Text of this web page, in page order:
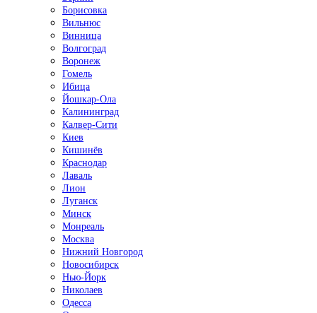
Борисовка
Вильнюс
Винница
Волгоград
Воронеж
Гомель
Ибица
Йошкар-Ола
Калининград
Калвер-Сити
Киев
Кишинёв
Краснодар
Лаваль
Лион
Луганск
Минск
Монреаль
Москва
Нижний Новгород
Новосибирск
Нью-Йорк
Николаев
Одесса